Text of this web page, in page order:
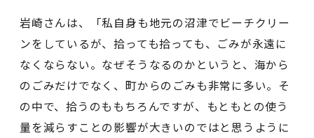
岩崎さんは、「私自身も地元の沼津でビーチクリー
ンをしているが、拾っても拾っても、ごみが永遠に
なくならない。なぜそうなるのかというと、海から
のごみだけでなく、町からのごみも非常に多い。そ
の中で、拾うのももちろんですが、もともとの使う
量を減らすことの影響が大きいのではと思うように